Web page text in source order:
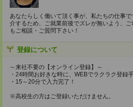
あなたらしく働いて頂く事が、私たちの仕事
介するため、ご就業前後でズレが無いよう、
もご相談・ご質問下さい！
登録について
～来社不要の【オンライン登録】～
・24時間お好きな時に、WEBでラクラク登録
・15～20分で入力完了！
※高校生の方はご登録いただけません。